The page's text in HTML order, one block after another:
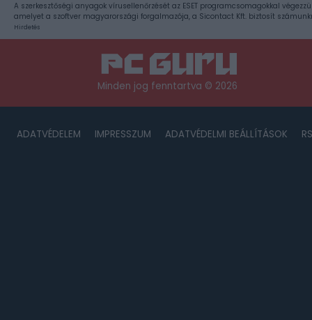
A szerkesztőségi anyagok vírusellenőrzését az ESET programcsomagokkal
amelyet a szoftver magyarországi forgalmazója, a Sicontact Kft. biztosít
Hirdetés
Minden jog fenntartva © 2026
ADATVÉDELEM IMPRESSZUM ADATVÉDELMI BEÁLLÍTÁSOK